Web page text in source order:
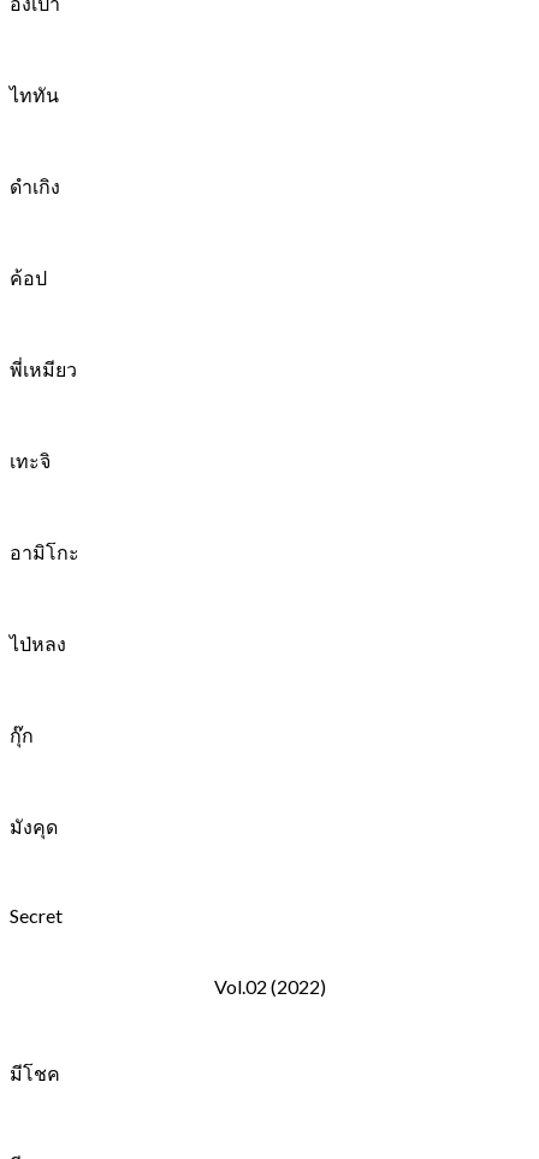
ไททัน
ดำเกิง
ค้อป
พี่เหมียว
เทะจิ
อามิโกะ
ไป่หลง
กุ๊ก
มังคุด
Secret
Vol.02 (2022)
มีโชค